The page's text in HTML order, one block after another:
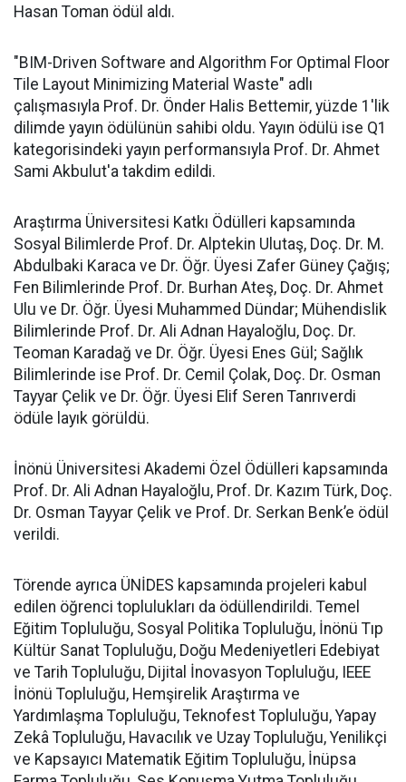
Hasan Toman ödül aldı.
"BIM-Driven Software and Algorithm For Optimal Floor
Tile Layout Minimizing Material Waste" adlı
çalışmasıyla Prof. Dr. Önder Halis Bettemir, yüzde 1'lik
dilimde yayın ödülünün sahibi oldu. Yayın ödülü ise Q1
kategorisindeki yayın performansıyla Prof. Dr. Ahmet
Sami Akbulut'a takdim edildi.
Araştırma Üniversitesi Katkı Ödülleri kapsamında
Sosyal Bilimlerde Prof. Dr. Alptekin Ulutaş, Doç. Dr. M.
Abdulbaki Karaca ve Dr. Öğr. Üyesi Zafer Güney Çağış;
Fen Bilimlerinde Prof. Dr. Burhan Ateş, Doç. Dr. Ahmet
Ulu ve Dr. Öğr. Üyesi Muhammed Dündar; Mühendislik
Bilimlerinde Prof. Dr. Ali Adnan Hayaloğlu, Doç. Dr.
Teoman Karadağ ve Dr. Öğr. Üyesi Enes Gül; Sağlık
Bilimlerinde ise Prof. Dr. Cemil Çolak, Doç. Dr. Osman
Tayyar Çelik ve Dr. Öğr. Üyesi Elif Seren Tanrıverdi
ödüle layık görüldü.
İnönü Üniversitesi Akademi Özel Ödülleri kapsamında
Prof. Dr. Ali Adnan Hayaloğlu, Prof. Dr. Kazım Türk, Doç.
Dr. Osman Tayyar Çelik ve Prof. Dr. Serkan Benk’e ödül
verildi.
Törende ayrıca ÜNİDES kapsamında projeleri kabul
edilen öğrenci toplulukları da ödüllendirildi. Temel
Eğitim Topluluğu, Sosyal Politika Topluluğu, İnönü Tıp
Kültür Sanat Topluluğu, Doğu Medeniyetleri Edebiyat
ve Tarih Topluluğu, Dijital İnovasyon Topluluğu, IEEE
İnönü Topluluğu, Hemşirelik Araştırma ve
Yardımlaşma Topluluğu, Teknofest Topluluğu, Yapay
Zekâ Topluluğu, Havacılık ve Uzay Topluluğu, Yenilikçi
ve Kapsayıcı Matematik Eğitim Topluluğu, İnüpsa